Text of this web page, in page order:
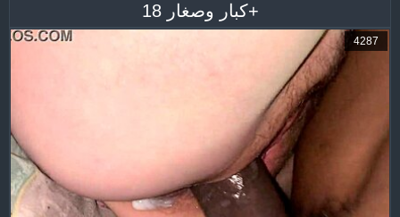
كبار وصغار 18+
4287